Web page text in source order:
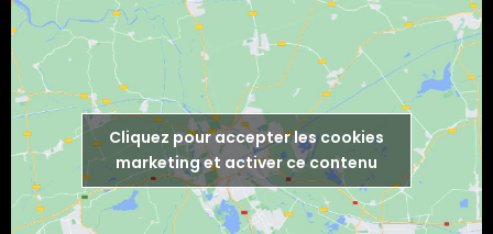
Cliquez pour accepter les cookies
marketing et activer ce contenu